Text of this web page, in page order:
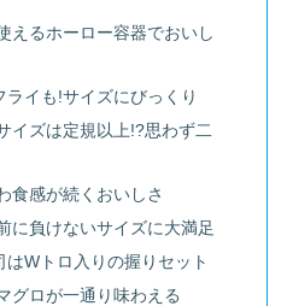
えるホーロー容器でおいし
イも!サイズにびっくり
イズは定規以上!?思わず二
食感が続くおいしさ
に負けないサイズに大満足
Wトロ入りの握りセット
グロが一通り味わえる